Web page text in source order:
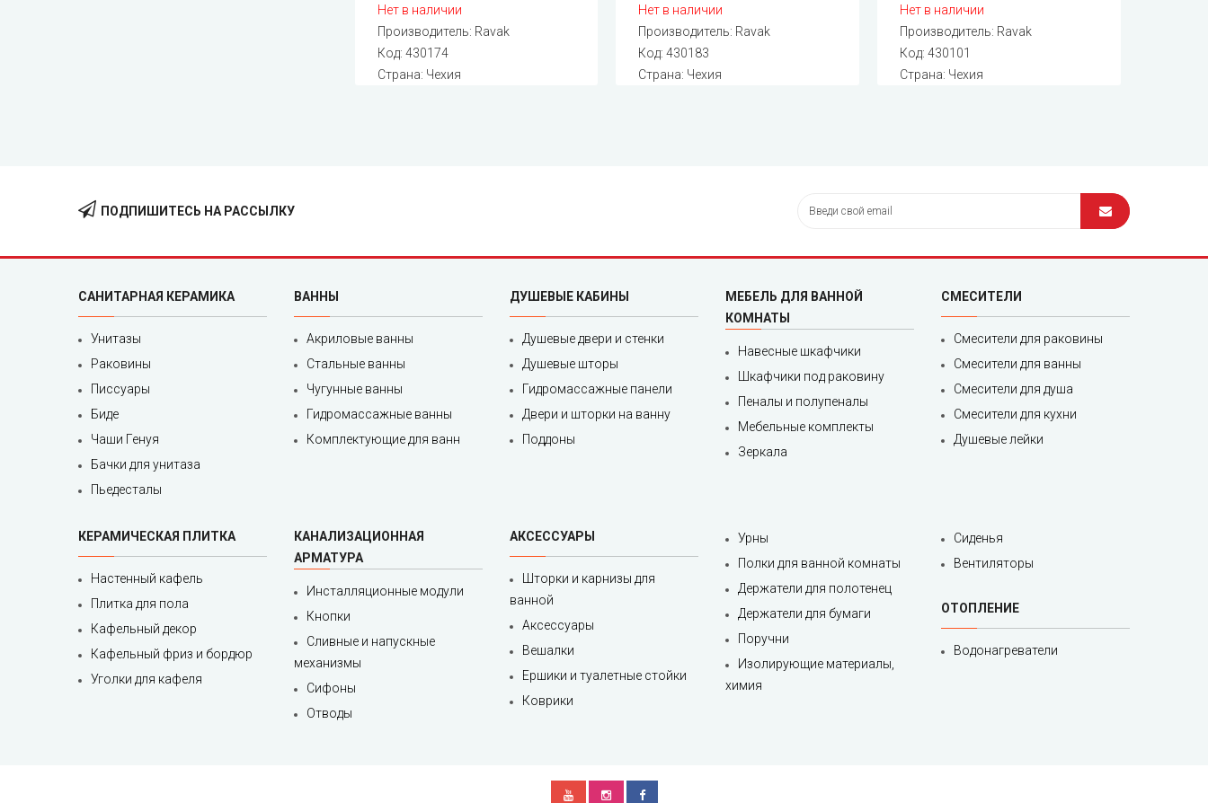
Нет в наличии
Производитель: Ravak
Код: 430174
Страна: Чехия
Нет в наличии
Производитель: Ravak
Код:430183
Страна: Чехия
Нет в наличии
Производитель: Ravak
Код:430101
Страна: Чехия
ПОДПИШИТЕСЬ НА РАССЫЛКУ
САНИТАРНАЯ КЕРАМИКА
Унитазы
Раковины
Писсуары
Биде
Чаши Генуя
Бачки для унитаза
Пьедесталы
ВАННЫ
Акриловые ванны
Стальные ванны
Чугунные ванны
Гидромассажные ванны
Комплектующие для ванн
ДУШЕВЫЕ КАБИНЫ
Душевые двери и стенки
Душевые шторы
Гидромассажные панели
Двери и шторки на ванну
Поддоны
МЕБЕЛЬ ДЛЯ ВАННОЙ
КОМНАТЫ
Навесные шкафчики
Шкафчики под раковину
Пеналы и полупеналы
Мебельные комплекты
Зеркала
СМЕСИТЕЛИ
Смесители для раковины
Смесители для ванны
Смесители для душа
Смесители для кухни
Душевые лейки
КЕРАМИЧЕСКАЯ ПЛИТКА
Настенный кафель
Плитка для пола
Кафельный декор
Кафельный фриз и бордюр
Уголки для кафеля
КАНАЛИЗАЦИОННАЯ
АРМАТУРА
Инсталляционные модули
Кнопки
Сливные и напускные
механизмы
Сифоны
Отводы
АКСЕССУАРЫ
Шторки и карнизы для
ванной
Аксессуары
Вешалки
Ершики и туалетные стойки
Коврики
Урны
Полки для ванной комнаты
Держатели для полотенец
Держатели для бумаги
Поручни
Изолирующие материалы,
химия
Сиденья
Вентиляторы
ОТОПЛЕНИЕ
Водонагреватели